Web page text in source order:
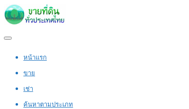
หน้าแรก
ขาย
เช่า
ค้นหาตามประเภท